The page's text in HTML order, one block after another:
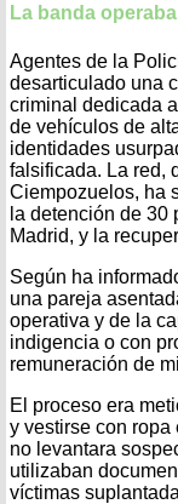
La banda
Agentes de la
desarticulado una
criminal dedicada
de vehículos de
identidades
falsificada. La red,
Ciempozuelos, ha
la detención de 30
Madrid, y la
Según ha
una pareja
operativa y de la
indigencia o con
remuneración de
El proceso era
y vestirse con
no levantara
utilizaban
víctimas